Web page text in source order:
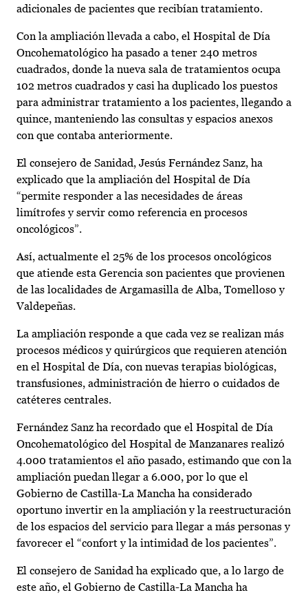
adicionales de pacientes que recibían tratamiento.
Con la ampliación llevada a cabo, el Hospital de Día
Oncohematológico ha pasado a tener 240 metros
cuadrados, donde la nueva sala de tratamientos ocupa
102 metros cuadrados y casi ha duplicado los puestos
para administrar tratamiento a los pacientes, llegando a
quince, manteniendo las consultas y espacios anexos
con que contaba anteriormente.
El consejero de Sanidad, Jesús Fernández Sanz, ha
explicado que la ampliación del Hospital de Día
“permite responder a las necesidades de áreas
limítrofes y servir como referencia en procesos
oncológicos”.
Así, actualmente el 25% de los procesos oncológicos
que atiende esta Gerencia son pacientes que provienen
de las localidades de Argamasilla de Alba, Tomelloso y
Valdepeñas.
La ampliación responde a que cada vez se realizan más
procesos médicos y quirúrgicos que requieren atención
en el Hospital de Día, con nuevas terapias biológicas,
transfusiones, administración de hierro o cuidados de
catéteres centrales.
Fernández Sanz ha recordado que el Hospital de Día
Oncohematológico del Hospital de Manzanares realizó
4.000 tratamientos el año pasado, estimando que con la
ampliación puedan llegar a 6.000, por lo que el
Gobierno de Castilla-La Mancha ha considerado
oportuno invertir en la ampliación y la reestructuración
de los espacios del servicio para llegar a más personas y
favorecer el “confort y la intimidad de los pacientes”.
El consejero de Sanidad ha explicado que, a lo largo de
este año, el Gobierno de Castilla-La Mancha ha